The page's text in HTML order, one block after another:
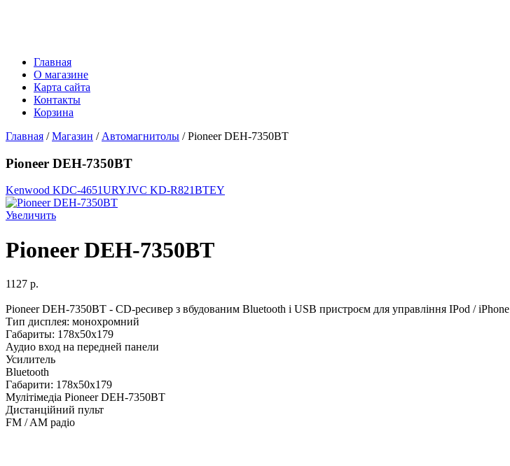
Главная
О магазине
Карта сайта
Контакты
Корзина
Главная /Магазин / Автомагнитолы / Pioneer DEH-7350BT
Pioneer DEH-7350BT
Kenwood KDC-4651URYJVC KD-R821BTEY
Увеличить
Pioneer DEH-7350BT
1127 p.
Pioneer DEH-7350BT - CD-ресивер з вбудованим Bluetooth і USB пристроєм для управління IPod / iPhone
Тип дисплея: монохромний
Габариты: 178x50x179
Аудио вход на передней панели
Усилитель
Bluetooth
Габарити: 178x50x179
Мулітімедіа Pioneer DEH-7350BT
Дистанційний пульт
FM / AM радіо